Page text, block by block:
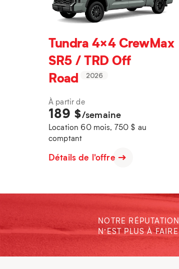
Tundra 4×4 CrewMax
SR5 / TRD Off
Road
2026
À partir de
189 $/semaine
Location 60 mois, 750 $ au
comptant
Détails de l'offre
NOTRE RÉPUTATION
N’EST PLUS À FAIRE